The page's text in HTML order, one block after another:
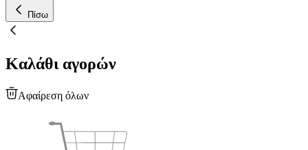
Πίσω
Καλάθι αγορών
Αφαίρεση όλων